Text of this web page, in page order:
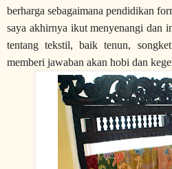
berharga sebagaimana pendidikan
saya akhirnya ikut menyenangi dan
tentang tekstil, baik tenun,
memberi jawaban akan hobi dan